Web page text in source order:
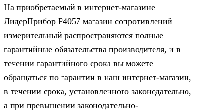
На приобретаемый в интернет-магазине
ЛидерПрибор Р4057 магазин сопротивлений
измерительный распространяются полные
гарантийные обязательства производителя, и в
течении гарантийного срока вы можете
обращаться по гарантии в наш интернет-магазин,
в течении срока, установленного законодательно,
а при превышении законодательно-